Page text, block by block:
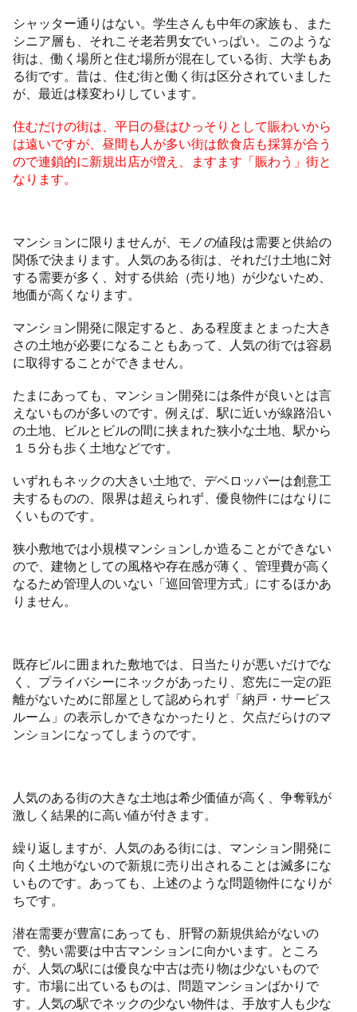
シャッター通りはない。学生さんも中年の家族も、また
シニア層も、それこそ老若男女でいっぱい。このような
街は、働く場所と住む場所が混在している街、大学もあ
る街です。昔は、住む街と働く街は区分されていました
が、最近は様変わりしています。
住むだけの街は、平日の昼はひっそりとして賑わいから
は遠いですが、昼間も人が多い街は飲食店も採算が合う
ので連鎖的に新規出店が増え、ますます「賑わう」街と
なります。
マンションに限りませんが、モノの値段は需要と供給の
関係で決まります。人気のある街は、それだけ土地に対
する需要が多く、対する供給（売り地）が少ないため、
地価が高くなります。
マンション開発に限定すると、ある程度まとまった大き
さの土地が必要になることもあって、人気の街では容易
に取得することができません。
たまにあっても、マンション開発には条件が良いとは言
えないものが多いのです。例えば、駅に近いが線路沿い
の土地、ビルとビルの間に挟まれた狭小な土地、駅から
１５分も歩く土地などです。
いずれもネックの大きい土地で、デベロッパーは創意工
夫するものの、限界は超えられず、優良物件にはなりに
くいものです。
狭小敷地では小規模マンションしか造ることができない
ので、建物としての風格や存在感が薄く、管理費が高く
なるため管理人のいない「巡回管理方式」にするほかあ
りません。
既存ビルに囲まれた敷地では、日当たりが悪いだけでな
く、プライバシーにネックがあったり、窓先に一定の距
離がないために部屋として認められず「納戸・サービス
ルーム」の表示しかできなかったりと、欠点だらけのマ
ンションになってしまうのです。
人気のある街の大きな土地は希少価値が高く、争奪戦が
激しく結果的に高い値が付きます。
繰り返しますが、人気のある街には、マンション開発に
向く土地がないので新規に売り出されることは滅多にな
いものです。あっても、上述のような問題物件になりが
ちです。
潜在需要が豊富にあっても、肝腎の新規供給がないの
で、勢い需要は中古マンションに向かいます。ところ
が、人気の駅には優良な中古は売り物は少ないもので
す。市場に出ているものは、問題マンションばかりで
す。人気の駅でネックの少ない物件は、手放す人も少な